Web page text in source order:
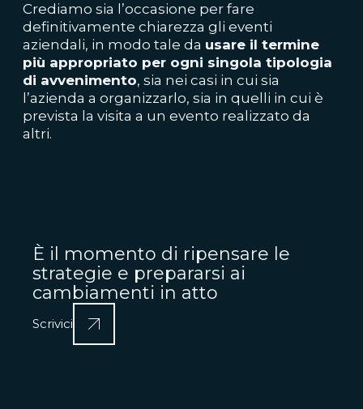
Crediamo sia l’occasione per fare
definitivamente chiarezza gli eventi
aziendali, in modo tale da usare il termine
più appropriato per ogni singola tipologia
di avvenimento, sia nei casi in cui sia
l’azienda a organizzarlo, sia in quelli in cui è
prevista la visita a un evento realizzato da
altri.
È il momento di ripensare le
strategie e prepararsi ai
cambiamenti in atto
Scrivici